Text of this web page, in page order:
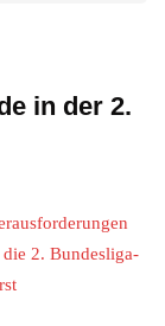
in der 2.
2. Bundesliga-